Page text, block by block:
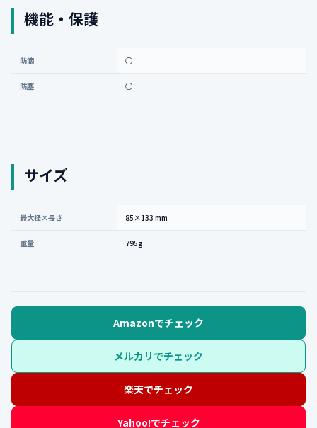
機能・保護
防滴 ○
防塵 ○
サイズ
最大径×長さ 85×133 mm
重量 795g
Amazonでチェック
メルカリでチェック
楽天でチェック
Yahoo!でチェック